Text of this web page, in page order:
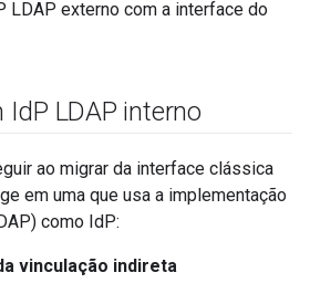
LDAP externo com a interface do
IdP LDAP interno
ao migrar da interface clássica
em uma que usa a implementação
como IdP:
vinculação indireta